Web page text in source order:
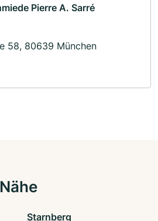
Pierre A. Sarré
58, 80639 München
Starnberg